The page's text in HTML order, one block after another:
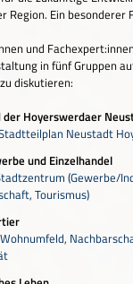
Region. Ein besonderer
und
in fünf Gruppen
diskutieren:
der Hoyerswerdaer
Neustadt
und Einzelhandel
(Gewerbe/
Tourismus)